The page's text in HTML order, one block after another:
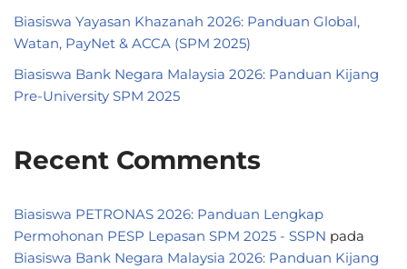
Biasiswa Yayasan Khazanah 2026: Panduan Global,
Watan, PayNet & ACCA (SPM 2025)
Biasiswa Bank Negara Malaysia 2026: Panduan Kijang
Pre-University SPM 2025
Recent Comments
Biasiswa PETRONAS 2026: Panduan Lengkap
Permohonan PESP Lepasan SPM 2025 - SSPN pada
Biasiswa Bank Negara Malaysia 2026: Panduan Kijang